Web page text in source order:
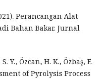
Perancangan Alat
Bahan Bakar. Jurnal
Y., Özcan, H. K., Özbaş, E.
of Pyrolysis Process